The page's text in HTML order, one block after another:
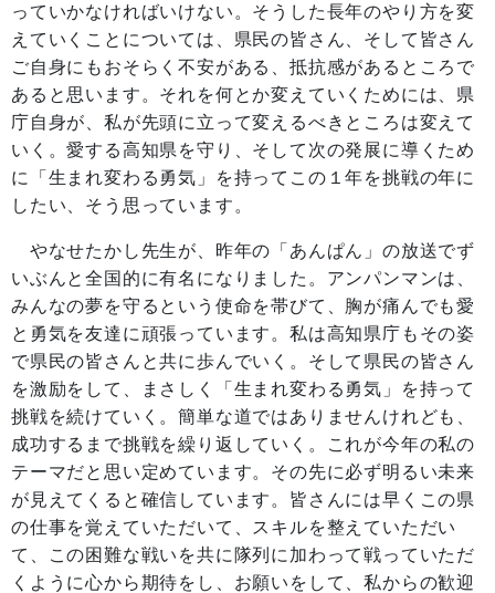
っていかなければいけない。そうした長年のやり方を変
えていくことについては、県民の皆さん、そして皆さん
ご自身にもおそらく不安がある、抵抗感があるところで
あると思います。それを何とか変えていくためには、県
庁自身が、私が先頭に立って変えるべきところは変えて
いく。愛する高知県を守り、そして次の発展に導くため
に「生まれ変わる勇気」を持ってこの１年を挑戦の年に
したい、そう思っています。
やなせたかし先生が、昨年の「あんぱん」の放送でず
いぶんと全国的に有名になりました。アンパンマンは、
みんなの夢を守るという使命を帯びて、胸が痛んでも愛
と勇気を友達に頑張っています。私は高知県庁もその姿
で県民の皆さんと共に歩んでいく。そして県民の皆さん
を激励をして、まさしく「生まれ変わる勇気」を持って
挑戦を続けていく。簡単な道ではありませんけれども、
成功するまで挑戦を繰り返していく。これが今年の私の
テーマだと思い定めています。その先に必ず明るい未来
が見えてくると確信しています。皆さんには早くこの県
の仕事を覚えていただいて、スキルを整えていただい
て、この困難な戦いを共に隊列に加わって戦っていただ
くように心から期待をし、お願いをして、私からの歓迎